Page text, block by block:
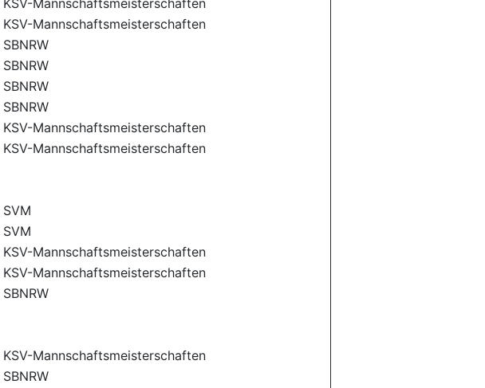
KSV-Mannschaftsmeisterschaften
KSV-Mannschaftsmeisterschaften
SBNRW
SBNRW
SBNRW
SBNRW
KSV-Mannschaftsmeisterschaften
KSV-Mannschaftsmeisterschaften
SVM
SVM
KSV-Mannschaftsmeisterschaften
KSV-Mannschaftsmeisterschaften
SBNRW
KSV-Mannschaftsmeisterschaften
SBNRW